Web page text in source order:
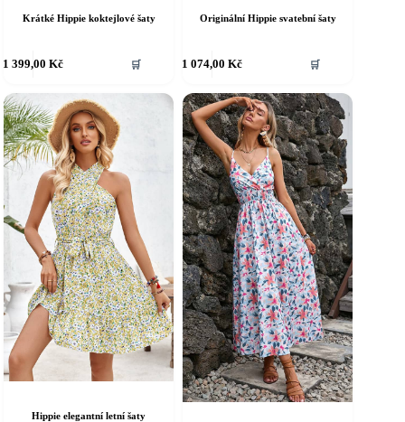
Krátké Hippie koktejlové šaty
1 399,00 Kč 🛒
Originální Hippie svatební šaty
1 074,00 Kč 🛒
produkt
více
variant.
Možnosti
lze
vybrat
stránce
produktu
Hippie elegantní letní šaty